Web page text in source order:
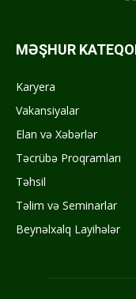
MƏŞHUR
Karyera
Vakansiyalar
Elan və Xəbərlər
Təcrübə Proqramları
Təhsil
Təlim və Seminarlar
Beynəlxalq Layihələr